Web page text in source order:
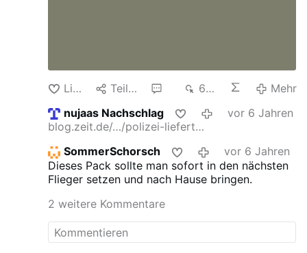
Like Teilen 668
Mehr
nujaas Nachschlag
vor 6 Jahren
blog.zeit.de/…/polizei-liefert…
SommerSchorsch
vor 6 Jahren
Dieses Pack sollte man sofort in den nächsten
Flieger setzen und nach Hause bringen.
2 weitere Kommentare